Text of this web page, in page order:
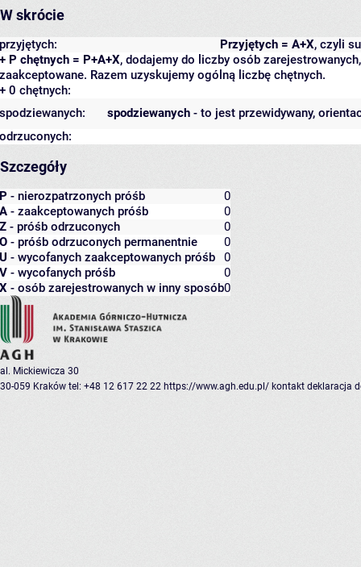
W skrócie
Przyjętych = A+X, czyli
przyjętych:
+ P chętnych = P+A+X, dodajemy do liczby osób
zaakceptowane. Razem uzyskujemy ogólną liczbę chętnych.
+ 0 chętnych:
spodziewanych - to jest przewidywany,
spodziewanych:
odrzuconych:
Szczegóły
P - nierozpatrzonych próśb
0
A - zaakceptowanych próśb
0
Z - próśb odrzuconych
0
O - próśb odrzuconych permanentnie
0
U - wycofanych zaakceptowanych próśb
0
V - wycofanych próśb
0
X - osób zarejestrowanych w inny sposób0
al. Mickiewicza 30
30-059 Kraków tel: +48 12 617 22 22 https://www.agh.edu.pl/ kontakt deklaracja